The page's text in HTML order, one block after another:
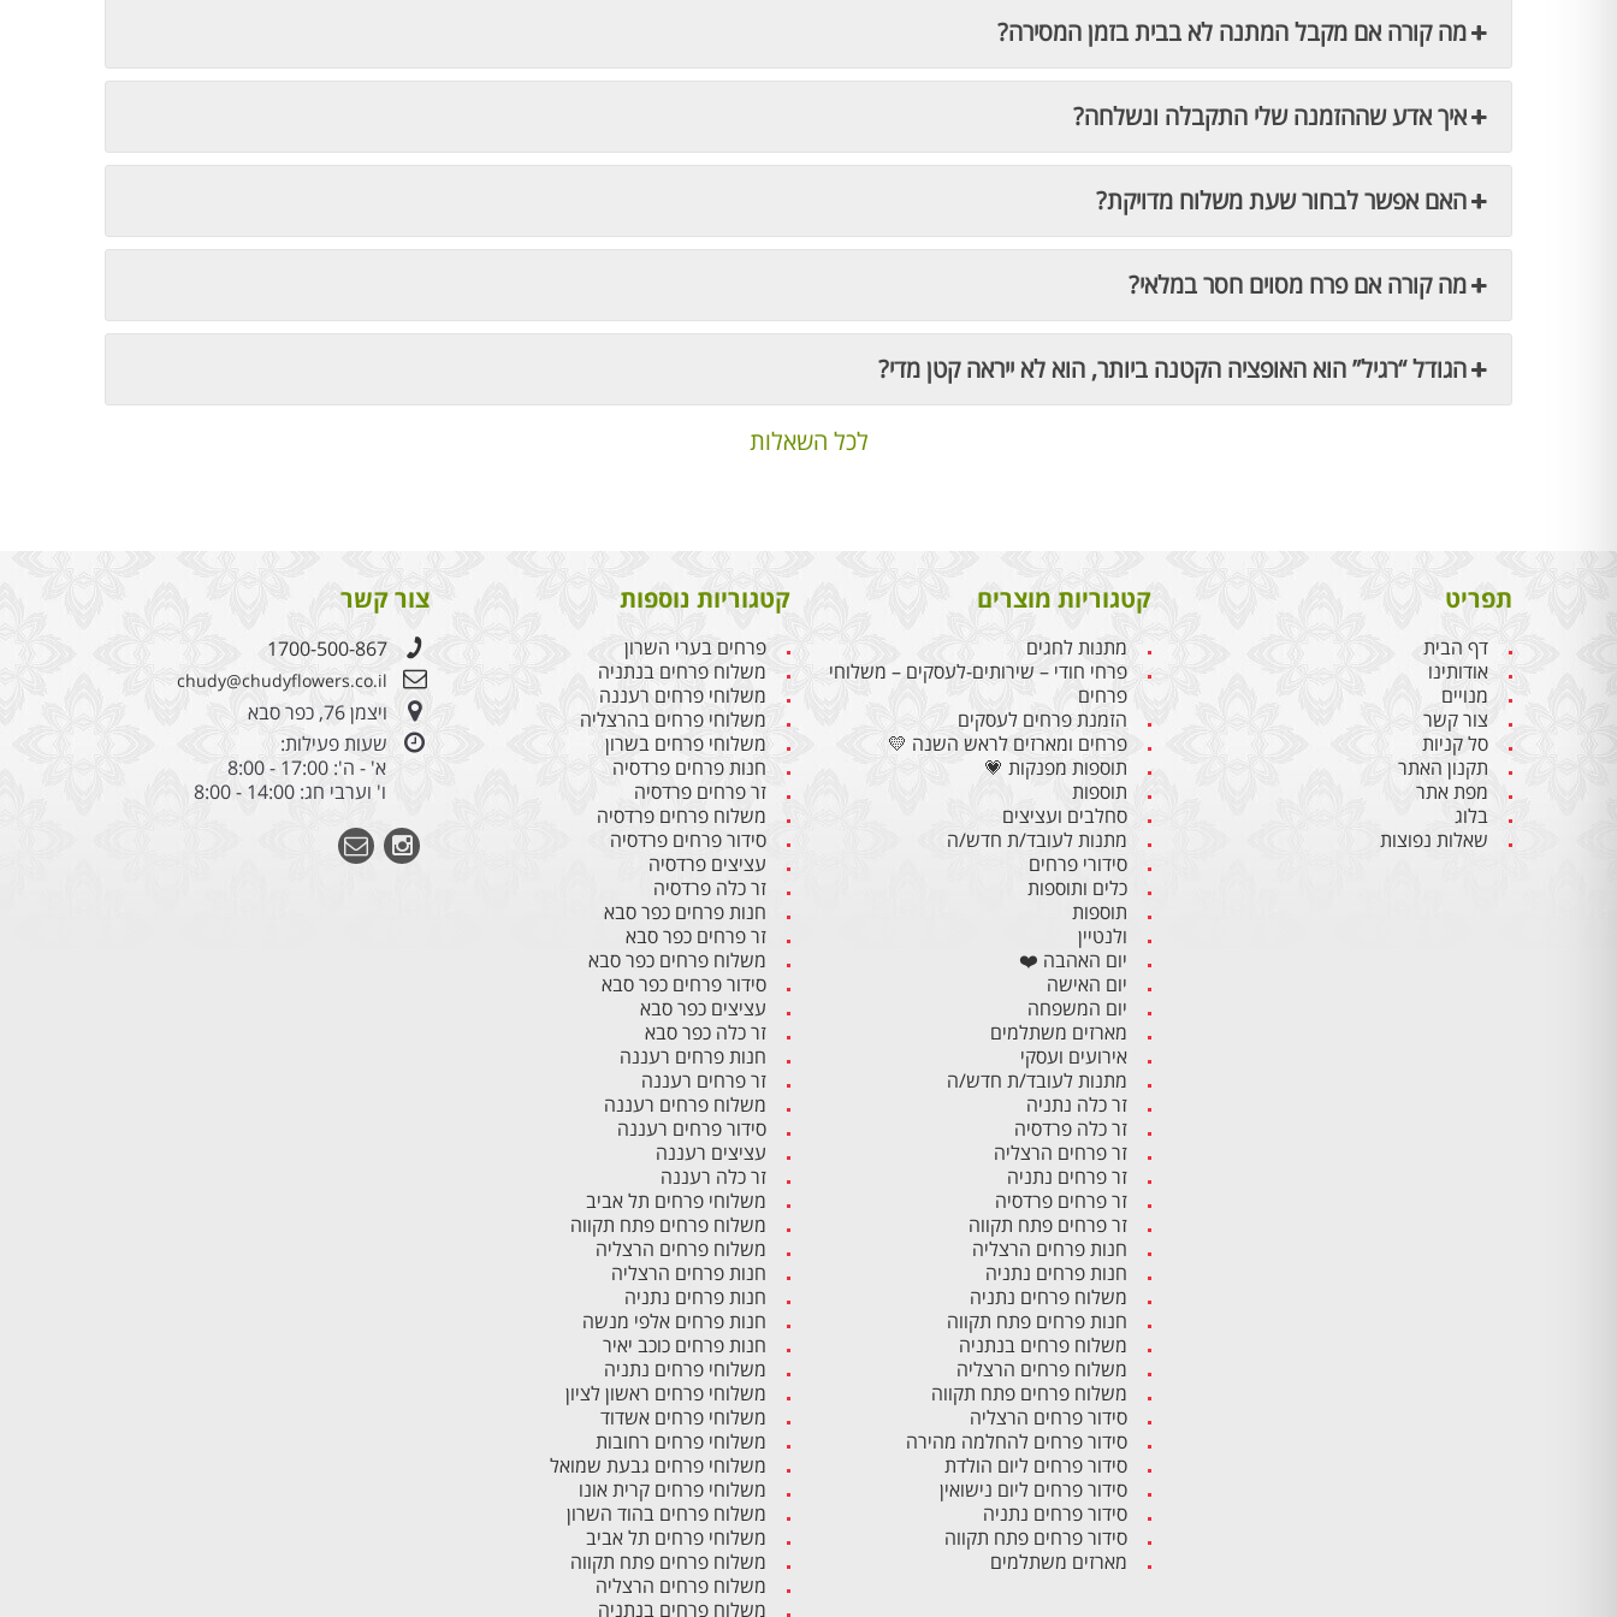
מה קורה אם מקבל המתנה לא בבית בזמן המסירה?
איך אדע שההזמנה שלי התקבלה ונשלחה?
האם אפשר לבחור שעת משלוח מדויקת?
מה קורה אם פרח מסוים חסר במלאי?
הגודל “רגיל” הוא האופציה הקטנה ביותר, הוא לא ייראה קטן מדי?
לכל השאלות
תפריט
דף הבית
אודותינו
מנויים
צור קשר
סל קניות
תקנון האתר
מפת אתר
בלוג
שאלות נפוצות
קטגוריות מוצרים
מתנות לחגים
פרחי חודי – שירותים-לעסקים – משלוחי
פרחים
הזמנת פרחים לעסקים
פרחים ומארזים לראש השנה 💛
תוספות מפנקות 💗
תוספות
סחלבים ועציצים
מתנות לעובד/ת חדש/ה
סידורי פרחים
כלים ותוספות
תוספות
ולנטיין
יום האהבה ❤️
יום האישה
יום המשפחה
מארזים משתלמים
אירועים ועסקי
מתנות לעובד/ת חדש/ה
זר כלה נתניה
זר כלה פרדסיה
זר פרחים הרצליה
זר פרחים נתניה
זר פרחים פרדסיה
זר פרחים פתח תקווה
חנות פרחים הרצליה
חנות פרחים נתניה
משלוח פרחים נתניה
חנות פרחים פתח תקווה
משלוח פרחים בנתניה
משלוח פרחים הרצליה
משלוח פרחים פתח תקווה
סידור פרחים הרצליה
סידור פרחים להחלמה מהירה
סידור פרחים ליום הולדת
סידור פרחים ליום נישואין
סידור פרחים נתניה
סידור פרחים פתח תקווה
מארזים משתלמים
קטגוריות נוספות
פרחים בערי השרון
משלוח פרחים בנתניה
משלוחי פרחים רעננה
משלוחי פרחים בהרצליה
משלוחי פרחים בשרון
חנות פרחים פרדסיה
זר פרחים פרדסיה
משלוח פרחים פרדסיה
סידור פרחים פרדסיה
עציצים פרדסיה
זר כלה פרדסיה
חנות פרחים כפר סבא
זר פרחים כפר סבא
משלוח פרחים כפר סבא
סידור פרחים כפר סבא
עציצים כפר סבא
זר כלה כפר סבא
חנות פרחים רעננה
זר פרחים רעננה
משלוח פרחים רעננה
סידור פרחים רעננה
עציצים רעננה
זר כלה רעננה
משלוחי פרחים תל אביב
משלוח פרחים פתח תקווה
משלוח פרחים הרצליה
חנות פרחים הרצליה
חנות פרחים נתניה
חנות פרחים אלפי מנשה
חנות פרחים כוכב יאיר
משלוחי פרחים נתניה
משלוחי פרחים ראשון לציון
משלוחי פרחים אשדוד
משלוחי פרחים רחובות
משלוחי פרחים גבעת שמואל
משלוחי פרחים קרית אונו
משלוח פרחים בהוד השרון
משלוחי פרחים תל אביב
משלוח פרחים פתח תקווה
משלוח פרחים הרצליה
משלוח פרחים בנתניה
צור קשר
1700-500-867
chudy@chudyflowers.co.il
ויצמן 76, כפר סבא
שעות פעילות:
א' - ה': 17:00 - 8:00
ו' וערבי חג: 14:00 - 8:00